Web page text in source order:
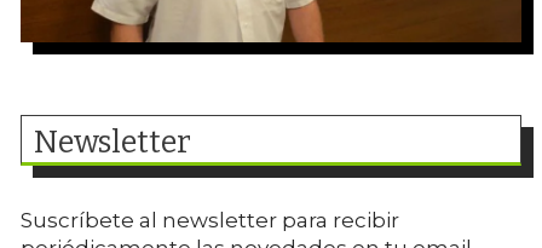
Newsletter
Suscríbete al newsletter para recibir